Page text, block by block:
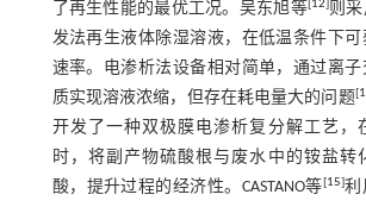
了再生性能的最优工况。吴东旭等[12]则采
发法再生液体除湿溶液，在低温条件下
速率。电渗析法设备相对简单，通过离
质实现溶液浓缩，但存在耗电量大的问题[
开发了一种双极膜电渗析复分解工艺，
时，将副产物硫酸根与废水中的铵盐转
酸，提升过程的经济性。CASTANO等[15]利